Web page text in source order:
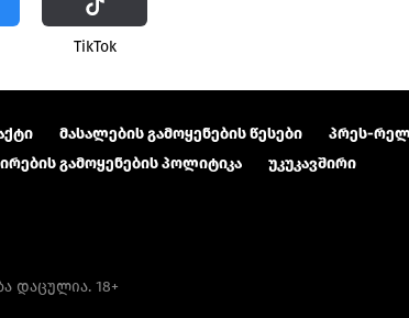
ТikТоk
მასალების გამოყენების წესები პრეს-
გამოყენების პოლიტიკა
უკუკავშირი
დაცულია. 18+